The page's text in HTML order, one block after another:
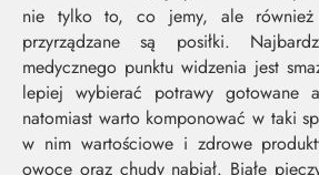
nie tylko to, co jemy, ale
przyrządzane są posiłki.
medycznego punktu widzenia jest
lepiej wybierać potrawy gotowane
natomiast warto komponować w taki
w nim wartościowe i zdrowe
owoce oraz chudy nabiał. Białe